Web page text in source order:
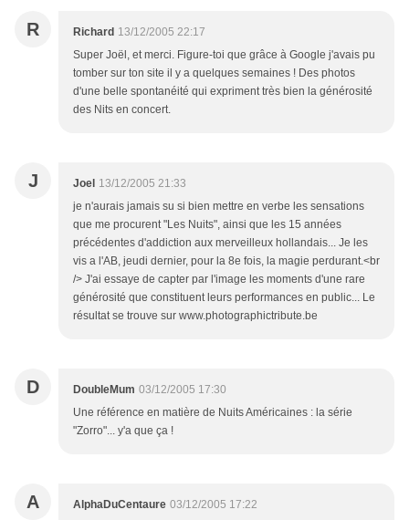
R Richard 13/12/2005 22:17
Super Joël, et merci. Figure-toi que grâce à Google j'avais pu
tomber sur ton site il y a quelques semaines ! Des photos
d'une belle spontanéité qui expriment très bien la générosité
des Nits en concert.
J Joel 13/12/2005 21:33
je n'aurais jamais su si bien mettre en verbe les sensations
que me procurent "Les Nuits", ainsi que les 15 années
précédentes d'addiction aux merveilleux hollandais... Je les
vis a l'AB, jeudi dernier, pour la 8e fois, la magie perdurant.<br
/> J'ai essaye de capter par l'image les moments d'une rare
générosité que constituent leurs performances en public... Le
résultat se trouve sur www.photographictribute.be
D DoubleMum 03/12/2005 17:30
Une référence en matière de Nuits Américaines : la série
"Zorro"... y'a que ça !
A AlphaDuCentaure 03/12/2005 17:22